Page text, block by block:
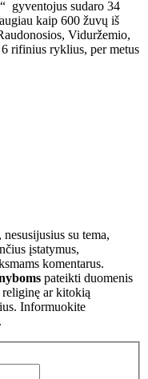
gyventojus sudaro 34
kaip 600 žuvų iš
Viduržemio,
rifinius ryklius, per metus
su tema,
įstatymus,
komentarus.
pateikti duomenis
religinę ar kitokią
Informuokite